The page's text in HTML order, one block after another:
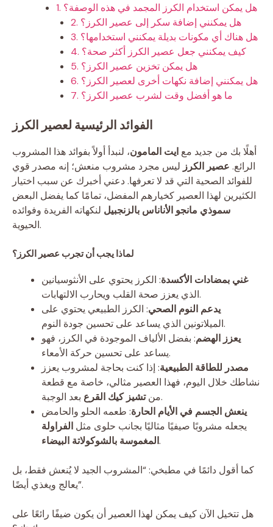
1. هل يمكن استخدام الكرز المجمد في هذه الوصفة؟
2. هل يمكنني إضافة سكر إلى عصير الكرز؟
3. هل هناك أي مكونات بديلة يمكنني استخدامها؟
4. كيف يمكنني جعل عصير الكرز أكثر صحة؟
5. هل يمكن تخزين عصير الكرز؟
6. هل يمكنني إضافة نكهات أخرى لعصير الكرز؟
7. ما هو أفضل وقت لشرب عصير الكرز؟
الفوائد الرئيسية لعصير الكرز
أهلًا بك من جديد مع ايت المامون، لنبدأ أولاً بفوائد هذا المشروب
الرائع. عصير الكرز ليس مجرد مشروب منعش؛ إنه مصدر قوي
للفوائد الصحية التي قد لا تعرفها. دعني أخبرك عن سبب اختيار
الكثيرين لهذا العصير كخيارهم المفضل، تمامًا كما يفضل البعض
سموذي مانجو الأناناس بالزنجبيل لنكهاته الفريدة وفوائده
الحيوية.
لماذا يجب أن تجرب عصير الكرز؟
غني بمضادات الأكسدة: الكرز يحتوي على الأنثوسيانين
الذي يعزز صحة القلب ويحارب الالتهابات.
يدعم النوم الصحي: الكرز الطبيعي يحتوي على
الميلاتونين الذي يساعد على تحسين جودة النوم.
يعزز الهضم: بفضل الألياف الموجودة في الكرز، فهو
يساعد على تحسين حركة الأمعاء.
مصدر للطاقة الطبيعية: إذا كنت بحاجة لمشروب يعزز
نشاطك خلال اليوم، فهذا العصير مثالي، خاصة مع قطعة
منتشيز كيك القرع
بعد الوجبة.
ينعش الجسم في الأيام الحارة: طعمه الحلو والحامض
يجعله مشروبًا صيفيًا مثاليًا بجانب حلوى مثل الفراولة
المغموسة بالشوكولاتة البيضاء.
كما أقول دائمًا في مطبخي: “المشروب الجيد لا يُنعش فقط، بل
يعالج ويغذي أيضًا”.
هل تتخيل الآن كيف يمكن لهذا العصير أن يكون ضيفًا رائعًا على